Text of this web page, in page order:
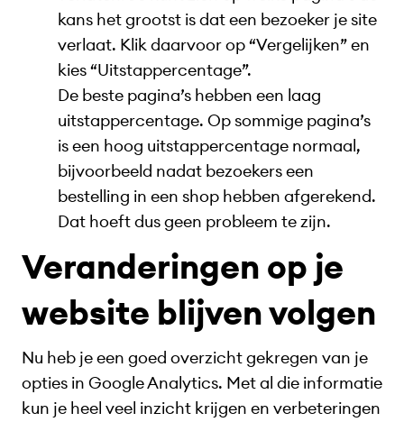
kans het grootst is dat een bezoeker je site
verlaat. Klik daarvoor op “Vergelijken” en
kies “Uitstappercentage”.
De beste pagina’s hebben een laag
uitstappercentage. Op sommige pagina’s
is een hoog uitstappercentage normaal,
bijvoorbeeld nadat bezoekers een
bestelling in een shop hebben afgerekend.
Dat hoeft dus geen probleem te zijn.
Veranderingen op je
website blijven volgen
Nu heb je een goed overzicht gekregen van je
opties in Google Analytics. Met al die informatie
kun je heel veel inzicht krijgen en verbeteringen